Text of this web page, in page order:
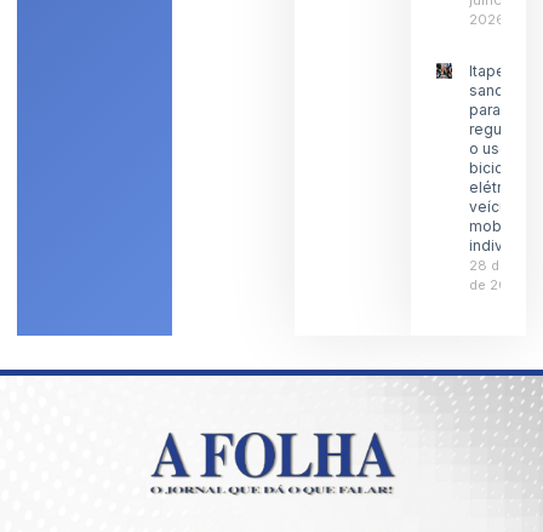
2026
Itaperuna
sanciona
para
o uso de
bicicletas
elétricas
veículos
individual
28 de
de 2026